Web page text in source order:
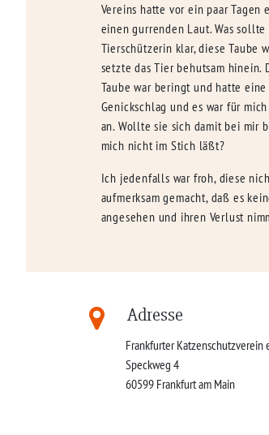
Vereins hatte vor ein paar
einen gurrenden Laut. Was
Tierschützerin klar, diese Taube
setzte das Tier behutsam
Taube war beringt und hatte
Genickschlag und es war für
an. Wollte sie sich damit bei mir
mich nicht im Stich läßt?
Ich jedenfalls war froh, diese
aufmerksam gemacht, daß es
angesehen und ihren Verlust
Adresse
Frankfurter Katzenschutzverein
Speckweg 4
60599 Frankfurt am Main